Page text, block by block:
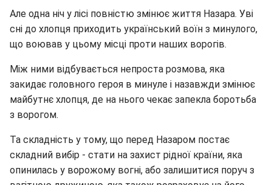
Але одна ніч у лісі повністю змінює життя Назара. Уві
сні до хлопця приходить український воїн з минулого,
що воював у цьому місці проти наших ворогів.
Між ними відбувається непроста розмова, яка
закидає головного героя в минуле і назавжди змінює
майбутнє хлопця, де на нього чекає запекла боротьба
з ворогом.
Та складність у тому, що перед Назаром постає
складний вибір - стати на захист рідної країни, яка
опинилась у ворожому вогні, або залишитися поруч з